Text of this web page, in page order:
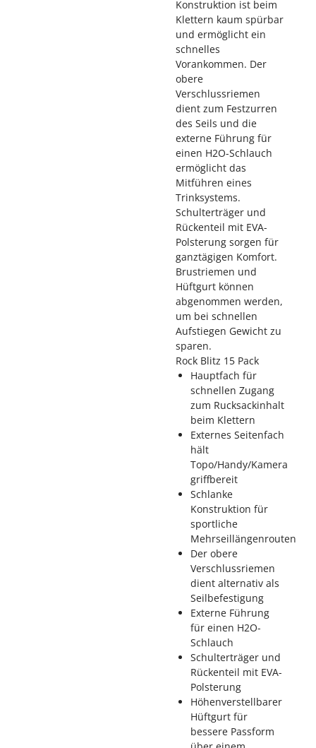
Konstruktion ist beim
Klettern kaum spürbar
und ermöglicht ein
schnelles
Vorankommen. Der
obere
Verschlussriemen
dient zum Festzurren
des Seils und die
externe Führung für
einen H2O-Schlauch
ermöglicht das
Mitführen eines
Trinksystems.
Schulterträger und
Rückenteil mit EVA-
Polsterung sorgen für
ganztägigen Komfort.
Brustriemen und
Hüftgurt können
abgenommen werden,
um bei schnellen
Aufstiegen Gewicht zu
sparen.
Rock Blitz 15 Pack
Hauptfach für
schnellen Zugang
zum Rucksackinhalt
beim Klettern
Externes Seitenfach
hält
Topo/Handy/Kamera
griffbereit
Schlanke
Konstruktion für
sportliche
Mehrseillängenrouten
Der obere
Verschlussriemen
dient alternativ als
Seilbefestigung
Externe Führung
für einen H2O-
Schlauch
Schulterträger und
Rückenteil mit EVA-
Polsterung
Höhenverstellbarer
Hüftgurt für
bessere Passform